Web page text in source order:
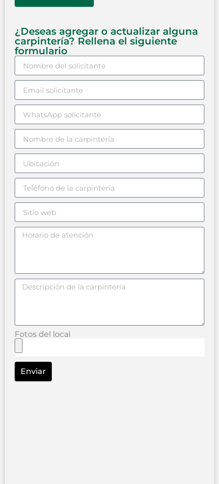
¿Deseas agregar o actualizar alguna
carpintería? Rellena el siguiente
formulario
Fotos del local
Enviar